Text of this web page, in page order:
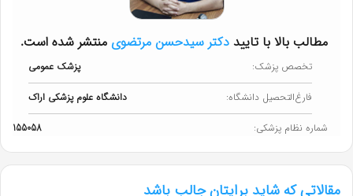
مطالب بالا با تایید دکتر سیدحسن مرتضوی منتشر شده است.
تخصص پزشک: پزشک عمومی
فارغ‌التحصیل دانشگاه: دانشگاه علوم پزشکی اراک
شماره نظام پزشکی: 155058
مقالاتی که شاید برایتان جالب باشد